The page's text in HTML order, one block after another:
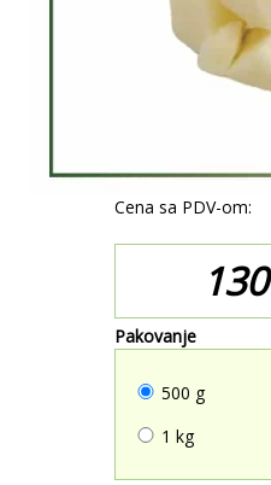
Cena sa PDV-om:
Pakovanje
500 g
1 kg